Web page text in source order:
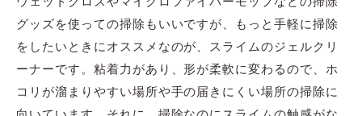
グッズを使っての掃除もいいですが、もっと手軽に掃除
をしたいときにオススメなのが、スライムのジェルクリ
ーナーです。粘着力があり、形が柔軟に変わるので、ホ
コリが溜まりやすい場所や手の届きにくい場所の掃除に